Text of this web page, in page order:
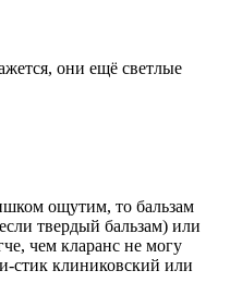
они ещё светлые
ощутим, то бальзам
твердый бальзам) или
чем кларанс не могу
стик клиниковский или